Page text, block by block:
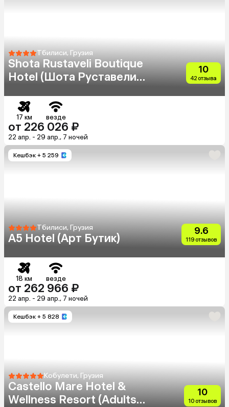
Тбилиси, Грузия
Shota Rustaveli Boutique
Hotel (Шота Руставели
10
42 отзыва
17 км везде
от 226 026 ₽
22 апр. - 29 апр., 7 ночей
Кешбэк + 5 259
Тбилиси, Грузия
A5 Hotel (Арт Бутик)
9.6
119 отзывов
18 км везде
от 262 966 ₽
22 апр. - 29 апр., 7 ночей
Кешбэк + 5 828
Кобулети, Грузия
Castello Mare Hotel &
Wellness Resort (Adults
10
10 отзывов